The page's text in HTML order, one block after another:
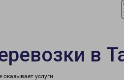
в
услуги: